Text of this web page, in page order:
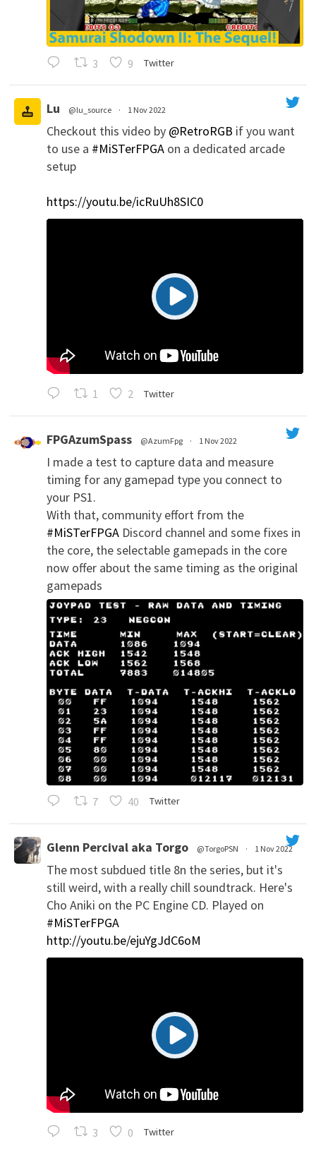
3 9 Twitter
Lu @lu_source · 1 Nov 2022
Checkout this video by @RetroRGB if you want
to use a #MiSTerFPGAon a dedicated arcade
setup
https://youtu.be/icRuUh8SIC0
1 2 Twitter
FPGAzumSpass @AzumFpg · 1 Nov 2022
I made a test to capture data and measure
timing for any gamepad type you connect to
your PS1.
With that, community effort from the
#MiSTerFPGADiscord channel and some fixes in
the core, the selectable gamepads in the core
now offer about the same timing as the original
gamepads
7 40 Twitter
Glenn Percival aka Torgo @TorgoPSN · 1 Nov 2022
The most subdued title 8n the series, but it's
still weird, with a really chill soundtrack. Here's
Cho Aniki on the PC Engine CD. Played on
#MiSTerFPGA
http://youtu.be/ejuYgJdC6oM
3 0 Twitter